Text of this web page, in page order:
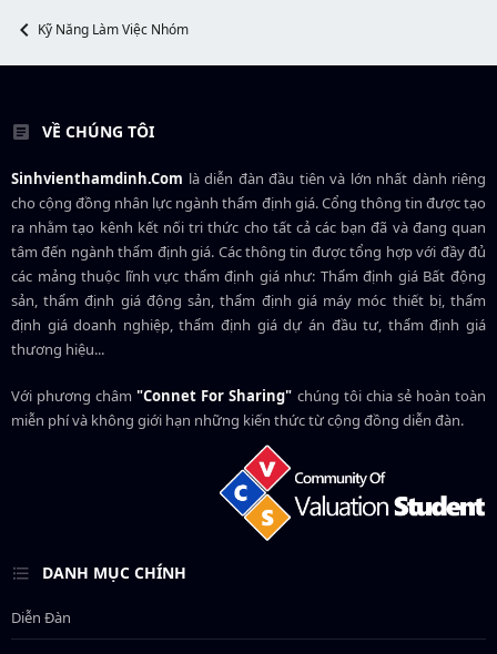
Kỹ Năng Làm Việc Nhóm
VỀ CHÚNG TÔI
Sinhvienthamdinh.Com là diễn đàn đầu tiên và lớn nhất dành riêng
cho cộng đồng nhân lực ngànhthẩm định giá. Cổng thông tin được tạo
ra nhằm tạo kênh kết nối tri thức cho tất cả các bạn đã và đang quan
tâm đến ngành thẩm định giá. Các thông tin được tổng hợp với đầy đủ
các mảng thuộc lĩnh vực thẩm định giá như: Thẩm định giá Bất động
sản, thẩm định giá động sản, thẩm định giá máy móc thiết bị, thẩm
định giá doanh nghiệp, thẩm định giá dự án đầu tư, thẩm định giá
thương hiệu...
Với phương châm"Connet For Sharing" chúng tôi chia sẻ hoàn toàn
miễn phí và không giới hạn những kiến thức từ cộng đồng diễn đàn.
DANH MỤC CHÍNH
Diễn Đàn